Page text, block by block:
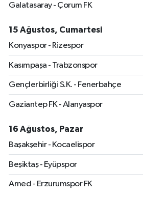
Galatasaray - Çorum FK
15 Ağustos, Cumartesi
Konyaspor - Rizespor
Kasımpaşa - Trabzonspor
Gençlerbirliği S.K. - Fenerbahçe
Gaziantep FK - Alanyaspor
16 Ağustos, Pazar
Başakşehir - Kocaelispor
Beşiktaş - Eyüpspor
Amed - Erzurumspor FK